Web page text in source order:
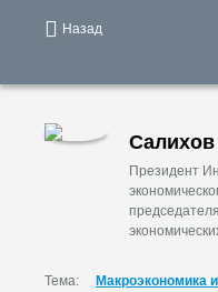
Назад
Президент
Тема: Макроэкономика